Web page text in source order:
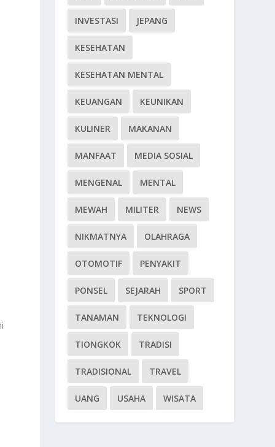
INVESTASI JEPANG
KESEHATAN
KESEHATAN MENTAL
KEUANGAN KEUNIKAN
KULINER MAKANAN
MANFAAT MEDIA SOSIAL
MENGENAL MENTAL
MEWAH MILITER NEWS
NIKMATNYA OLAHRAGA
OTOMOTIF PENYAKIT
PONSEL SEJARAH SPORT
TANAMAN TEKNOLOGI
TIONGKOK TRADISI
TRADISIONAL TRAVEL
UANG USAHA WISATA